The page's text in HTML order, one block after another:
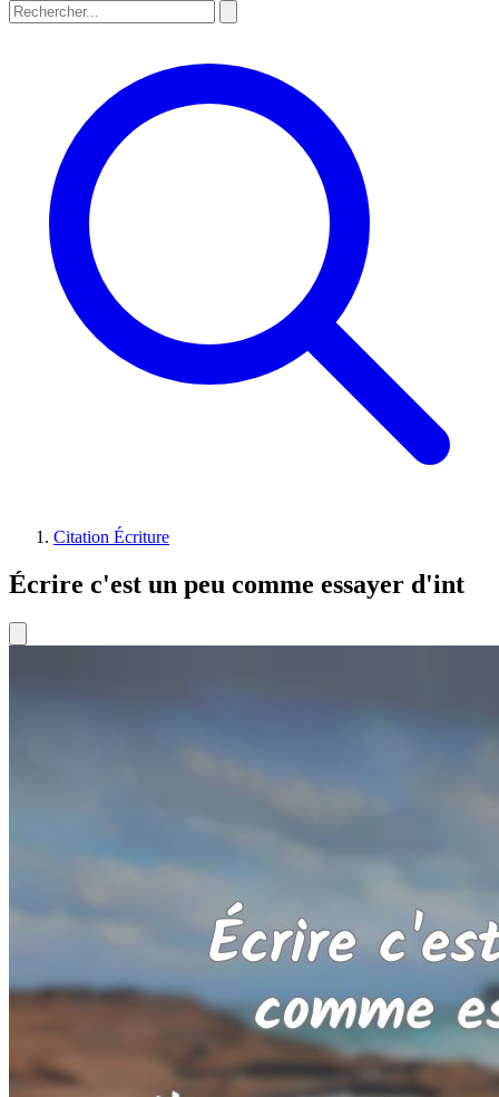
Citation Écriture
Écrire c'est un peu comme essayer d'int